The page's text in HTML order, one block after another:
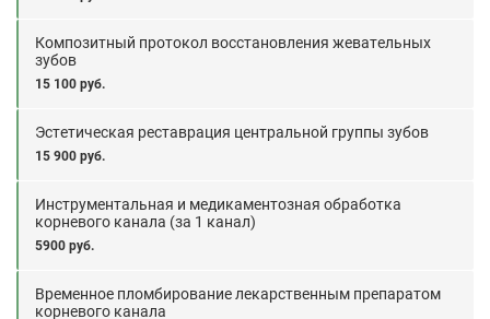
Композитный протокол восстановления жевательных
зубов
15 100 руб.
Эстетическая реставрация центральной группы зубов
15 900 руб.
Инструментальная и медикаментозная обработка
корневого канала (за 1 канал)
5900 руб.
Временное пломбирование лекарственным препаратом
корневого канала